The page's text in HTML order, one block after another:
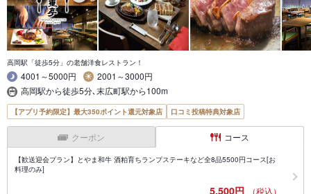
高岡駅「徒歩5分」の老舗洋食レストラン！
4001～5000円
2001～3000円
高岡駅から徒歩5分､末広町駅から100m
【アプリ予約限定】最大350ポイント還元対象店 口コミ投稿特典対象店
クーポン コース
【歓送迎会プラン】とやま和牛 酒粕育ちランプステーキなど全8品5500円コース[お
料理のみ]
5,500円 （税込）